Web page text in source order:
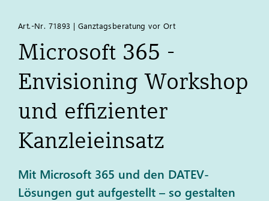
Art.-Nr. 71893 | Ganztagsberatung vor Ort
Microsoft 365 -
Envisioning Workshop
und effizienter
Kanzleieinsatz
Mit Microsoft 365 und den DATEV-
Lösungen gut aufgestellt – so gestalten